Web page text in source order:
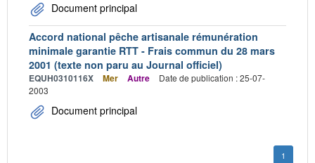
Document principal
Accord national pêche artisanale rémunération
minimale garantie RTT - Frais commun du 28 mars
2001 (texte non paru au Journal officiel)
EQUH0310116X Mer Autre
Date de publication : 25-07-
2003
Document principal
1